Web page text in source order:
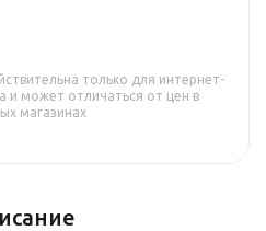
только для интернет-
и может отличаться от цен в
магазинах